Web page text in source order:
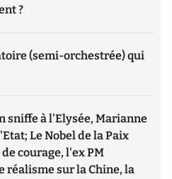
?
(semi-orchestrée) qui
sniffe à l'Elysée, Marianne
Le Nobel de la Paix
courage, l'ex PM
réalisme sur la Chine, la